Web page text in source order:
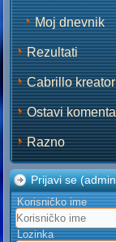
Moj dnevnik
Rezultati
Cabrillo kreator
Ostavi
Razno
Prijavi se
Korisničko ime
Lozinka